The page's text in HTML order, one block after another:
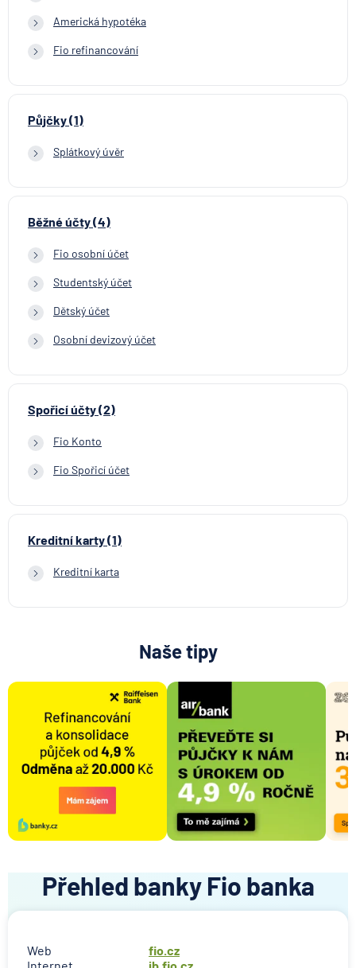
Americká hypotéka
Fio refinancování
Půjčky (1)
Splátkový úvěr
Běžné účty (4)
Fio osobní účet
Studentský účet
Dětský účet
Osobní devizový účet
Spořicí účty (2)
Fio Konto
Fio Spořicí účet
Kreditní karty (1)
Kreditní karta
Naše tipy
Přehled banky Fio banka
Web
fio.cz